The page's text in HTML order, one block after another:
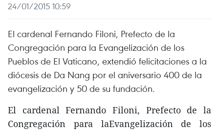
24/01/2015 10:59
El cardenal Fernando Filoni, Prefecto de la
Congregación para la Evangelización de los
Pueblos de El Vaticano, extendió felicitaciones a la
diócesis de Da Nang por el aniversario 400 de la
evangelización y 50 de su fundación.
El cardenal Fernando Filoni, Prefecto de la
Congregación para laEvangelización de los